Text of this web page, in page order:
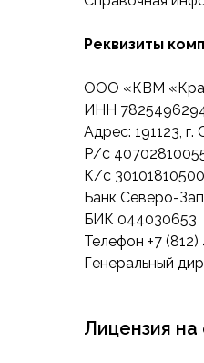
Реквизиты
ООО «КВМ
ИНН
Адрес: 191123,
Р/с
К/с
Банк Северо-
БИК 044030653
Телефон +7
Генеральный
Лицензия